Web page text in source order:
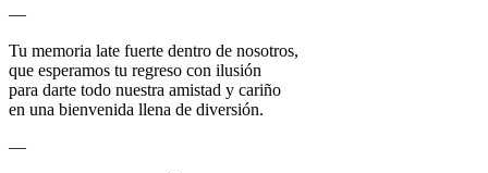
—
Tu memoria late fuerte dentro de nosotros,
que esperamos tu regreso con ilusión
para darte todo nuestra amistad y cariño
en una bienvenida llena de diversión.
—